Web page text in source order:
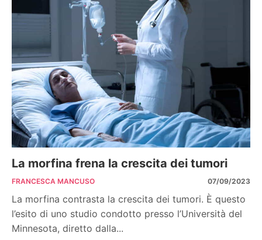
La morfina frena la crescita dei tumori
FRANCESCA MANCUSO 07/09/2023
La morfina contrasta la crescita dei tumori. È questo
l’esito di uno studio condotto presso l’Università del
Minnesota, diretto dalla...